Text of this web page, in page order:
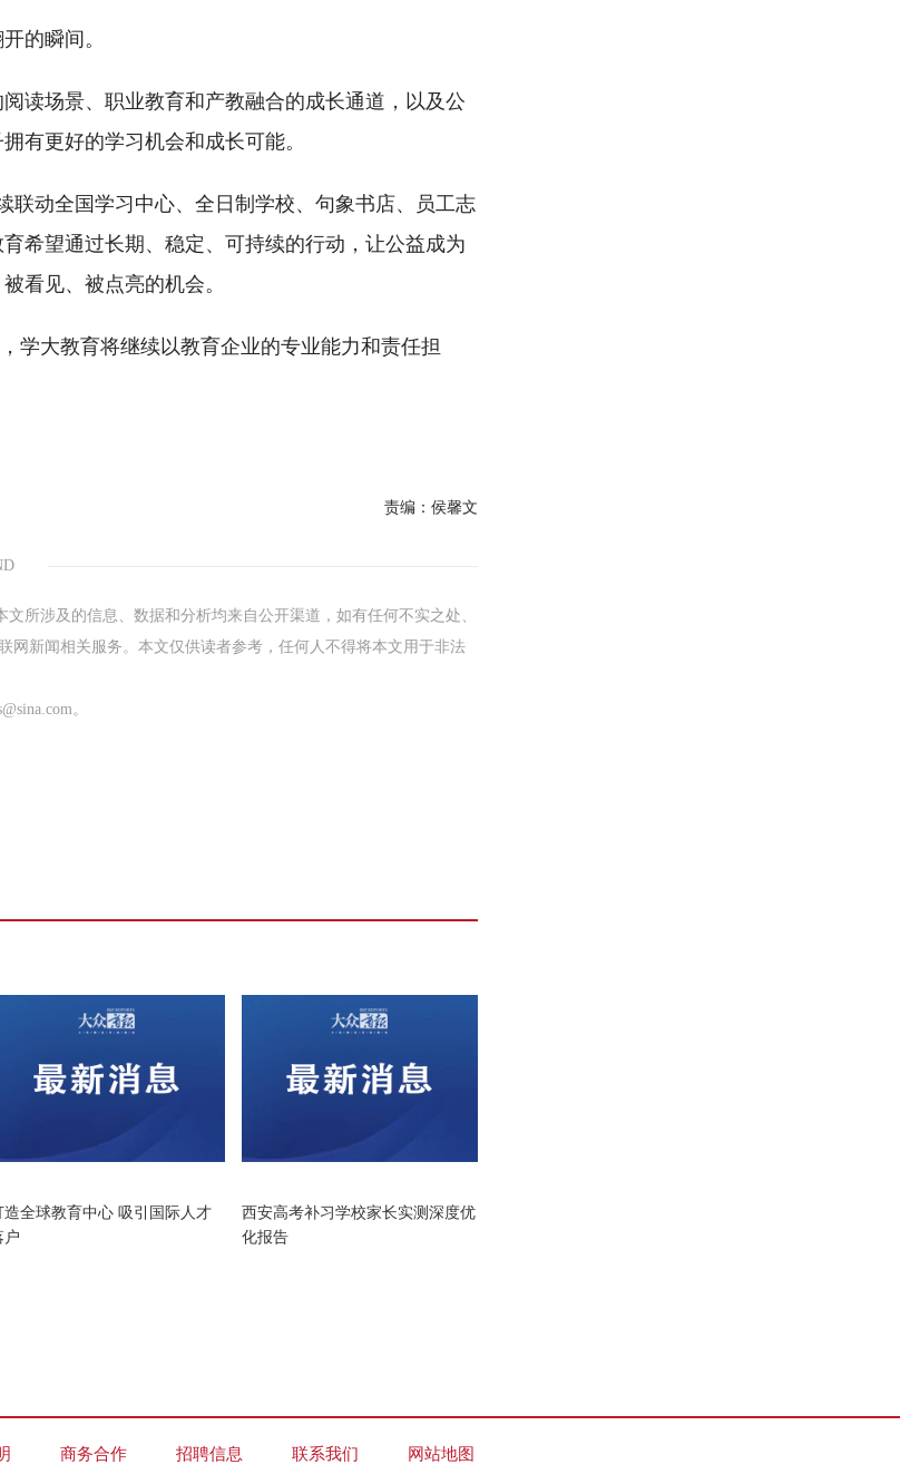
的瞬间。
读场景、职业教育和产教融合的成长通道，以及公
有更好的学习机会和成长可能。
联动全国学习中心、全日制学校、句象书店、员工志
希望通过长期、稳定、可持续的行动，让公益成为
看见、被点亮的机会。
学大教育将继续以教育企业的专业能力和责任担
责编： 侯馨文
所涉及的信息、数据和分析均来自公开渠道，如有任何不实之处、
新闻相关服务。本文仅供读者参考，任何人不得将本文用于非法
。
造全球教育中心 吸引国际人才
户
西安高考补习学校家长实测深度优
化报告
商务合作 招聘信息 联系我们 网站地图